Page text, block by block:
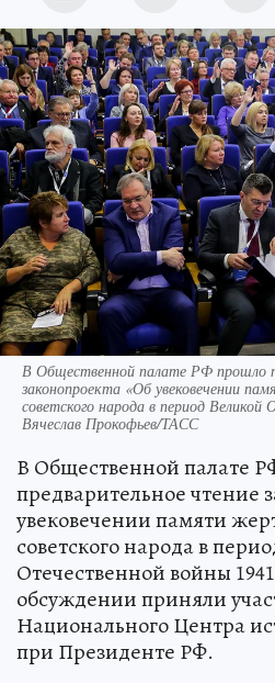
В Общественной палате РФ прошло
законопроекта «Об увековечении
советского народа в период
Вячеслав Прокофьев/ТАСС
В Общественной палате
предварительное чтение
увековечении памяти
советского народа в
Отечественной войны
обсуждении приняли
Национального Центра
при Президенте РФ.